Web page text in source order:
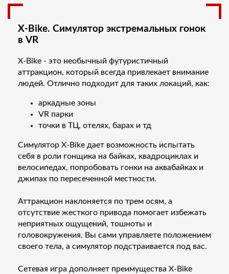
X-Bike. Симулятор экстремальных гонок
в VR
X-Bike - это необычный футуристичный
аттракцион, который всегда привлекает внимание
людей. Отлично подходит для таких локаций, как:
аркадные зоны
VR парки
точки в ТЦ, отелях, барах и тд
Симулятор X-Bike дает возможность испытать
себя в роли гонщика на байках, квадроциклах и
велосипедах, попробовать гонки на аквабайках и
джипах по пересеченной местности.
Аттракцион наклоняется по трем осям, а
отсутствие жесткого привода помогает избежать
неприятных ощущений, тошноты и
головокружения. Вы сами управляете положением
своего тела, а симулятор подстраивается под вас.
Сетевая игра дополняет преимущества X-Bike